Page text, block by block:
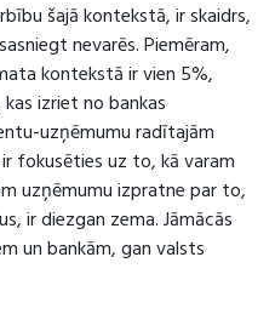
šajā kontekstā, ir skaidrs,
nevarēs. Piemēram,
kontekstā ir vien 5%,
izriet no bankas
uzņēmumu radītajām
fokusēties uz to, kā varam
uzņēmumu izpratne par to,
ir diezgan zema. Jāmācās
un bankām, gan valsts